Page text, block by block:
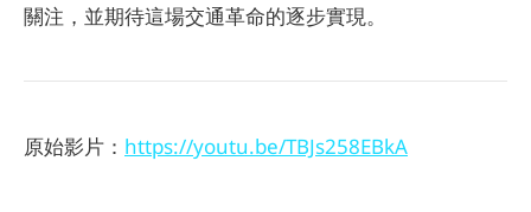
關注，並期待這場交通革命的逐步實現。
原始影片： https://youtu.be/TBJs258EBkA